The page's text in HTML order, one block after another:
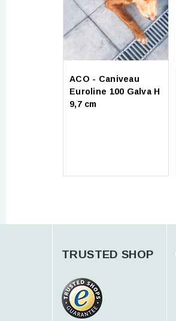
ACO - Caniveau
Euroline 100 Galva H
9,7 cm
TRUSTED SHOP